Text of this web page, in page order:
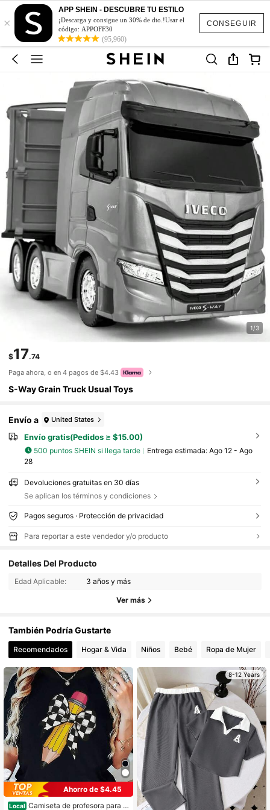
CONSEGUIR
×
APP SHEIN - DESCUBRE TU ESTILO
¡Descarga y consigue un 30% de dto.!Usar el
código: APPOFF30
(95,960)
1/3
$17.74
Paga ahora, o en 4 pagos de $4.43
S-Way Grain Truck Usual Toys
Envío a United States
Envío gratis(Pedidos ≥ $15.00)
500 puntos SHEIN si llega tarde Entrega estimada: Ago 12 - Ago
28
Devoluciones gratuitas en 30 días
Se aplican los términos y condiciones
Pagos seguros · Protección de privacidad
Para reportar a este vendedor y/o producto
Detalles Del Producto
Edad Aplicable: 3 años y más
Ver más
También Podría Gustarte
Recomendados Hogar & Vida Niños Bebé Ropa de Mujer
Ahorro de $4.45
Local Camiseta de profesora para m
8-12 Years